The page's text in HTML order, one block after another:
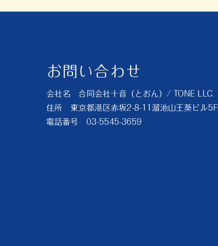
お問い合わせ
会社名 合同会社十音（とおん）/ TONE LLC.
住所 東京都港区赤坂2-8-11溜池山王葵ビル5F
電話番号 03-5545-3659